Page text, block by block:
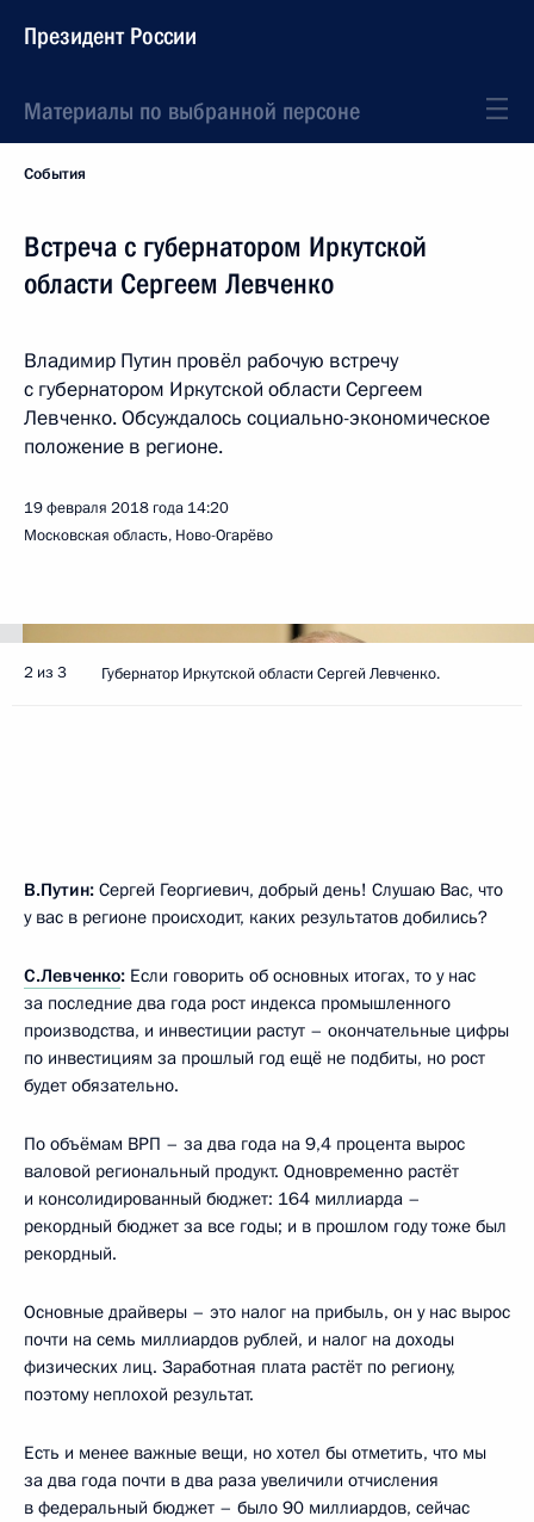
Президент России
Материалы по выбранной персоне
События
Встреча с губернатором Иркутской
области Сергеем Левченко
Владимир Путин провёл рабочую встречу
с губернатором Иркутской области Сергеем
Левченко. Обсуждалось социально-экономическое
положение в регионе.
19 февраля 2018 года 14:20
Московская область, Ново-Огарёво
2 из 3 Губернатор Иркутской области Сергей Левченко.
В.Путин: Сергей Георгиевич, добрый день! Слушаю Вас, что
у вас в регионе происходит, каких результатов добились?
С.Левченко: Если говорить об основных итогах, то у нас
за последние два года рост индекса промышленного
производства, и инвестиции растут – окончательные цифры
по инвестициям за прошлый год ещё не подбиты, но рост
будет обязательно.
По объёмам ВРП – за два года на 9,4 процента вырос
валовой региональный продукт. Одновременно растёт
и консолидированный бюджет: 164 миллиарда –
рекордный бюджет за все годы; и в прошлом году тоже был
рекордный.
Основные драйверы – это налог на прибыль, он у нас вырос
почти на семь миллиардов рублей, и налог на доходы
физических лиц. Заработная плата растёт по региону,
поэтому неплохой результат.
Есть и менее важные вещи, но хотел бы отметить, что мы
за два года почти в два раза увеличили отчисления
в федеральный бюджет – было 90 миллиардов, сейчас